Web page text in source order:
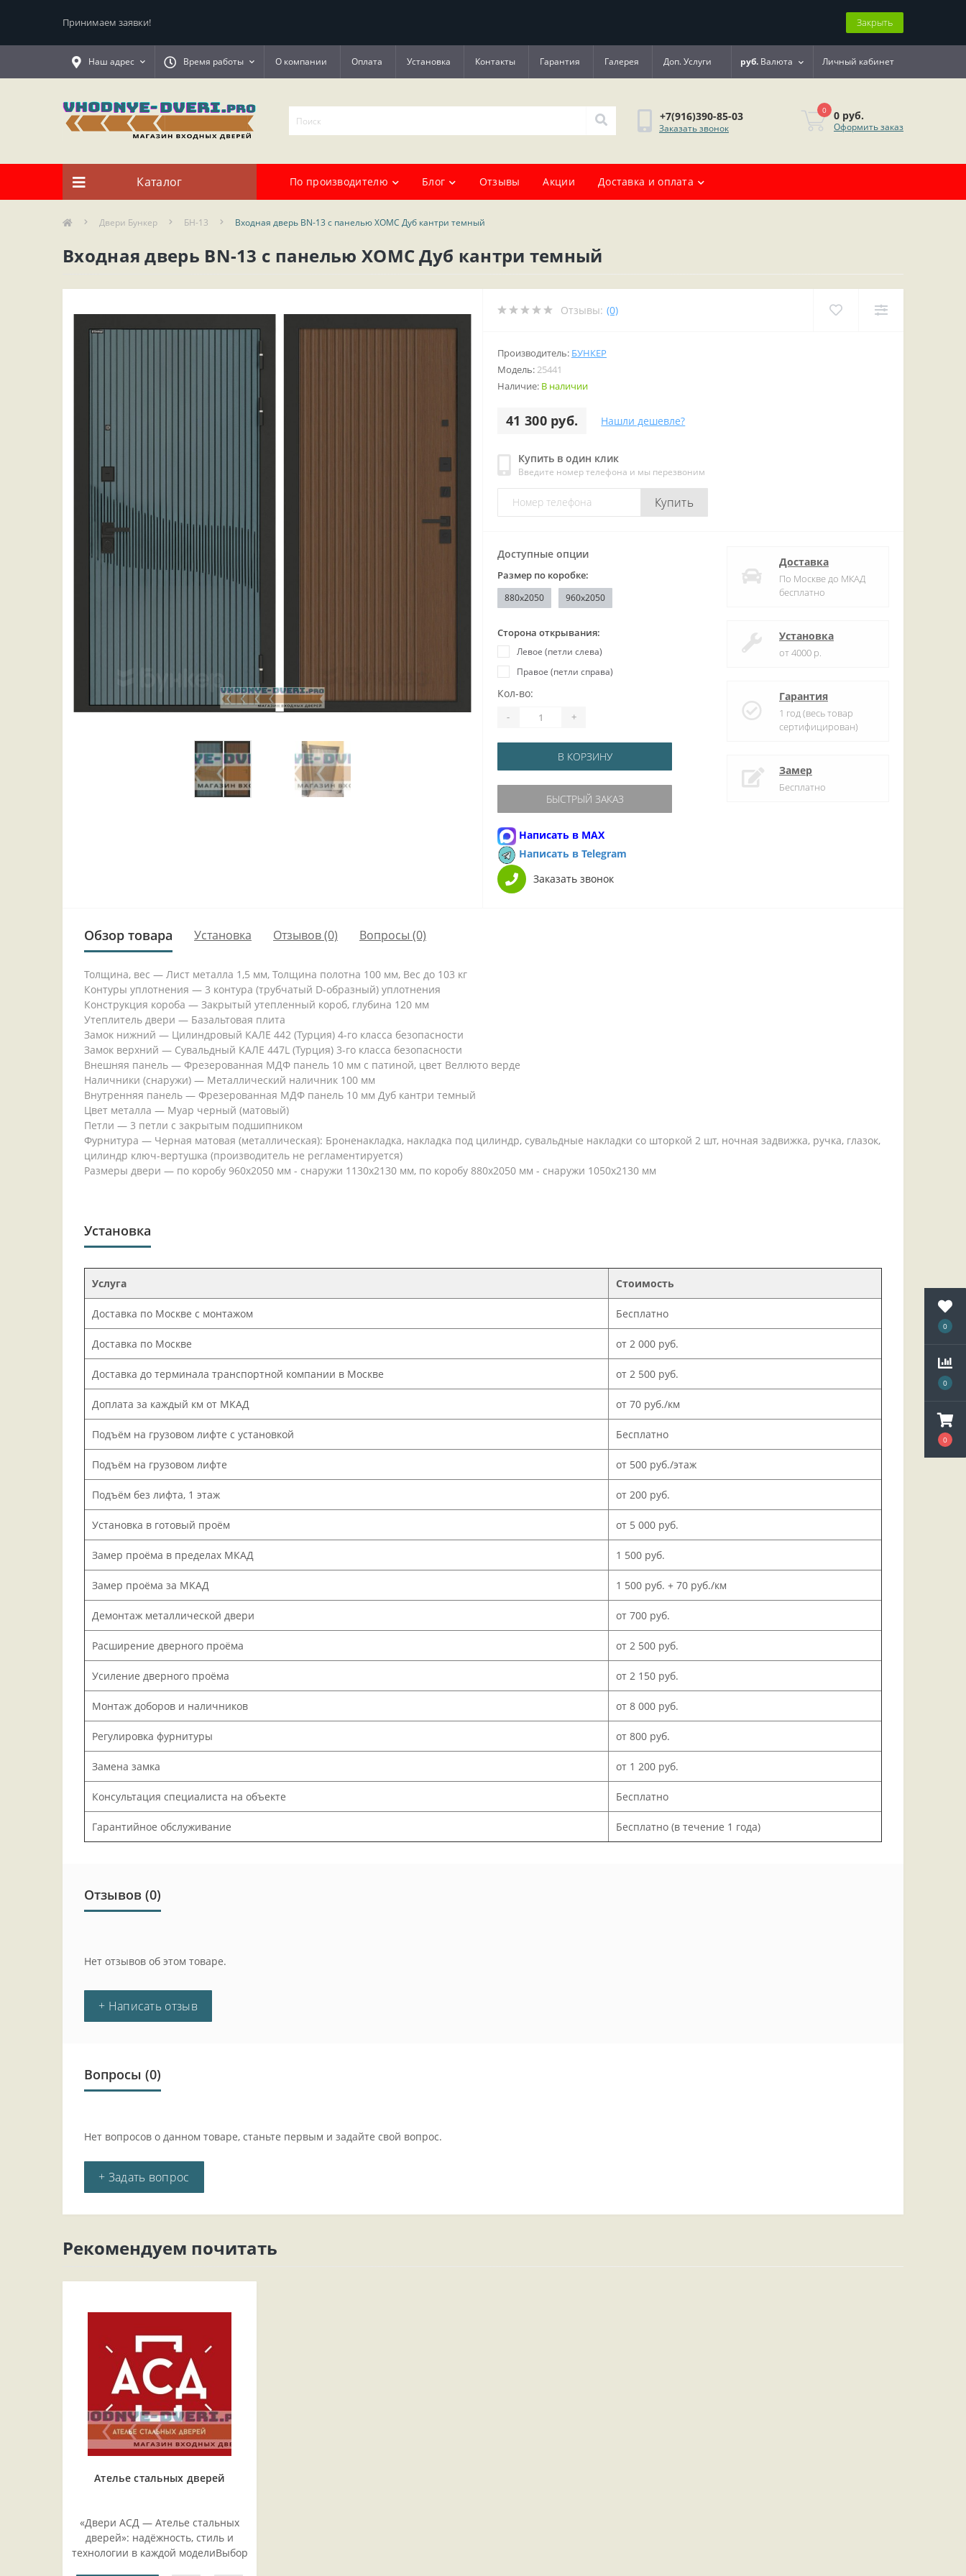
0
0
0
Принимаем заявки! Закрыть
Наш адрес Время работы О компании Оплата Установка Контакты Гарантия Галерея Доп. Услуги руб. Валюта Личный кабинет
+7(916)390-85-03
Заказать звонок
0 0 руб.
Оформить заказ
Каталог По производителю Блог Отзывы Акции Доставка и оплата
Двери Бункер БН-13 Входная дверь BN-13 с панелью ХОМС Дуб кантри темный
Входная дверь BN-13 с панелью ХОМС Дуб кантри темный
Отзывы: (0)
Производитель: БУНКЕР
Модель: 25441
Наличие: В наличии
41 300 руб. Нашли дешевле?
Купить в один клик
Введите номер телефона и мы перезвоним
Купить
Доступные опции
Размер по коробке:
880х2050 960x2050
Сторона открывания:
Левое (петли слева)
Правое (петли справа)
Кол-во:
- +
В КОРЗИНУ
БЫСТРЫЙ ЗАКАЗ
Написать в MAX
Написать в Telegram
Заказать звонок
Доставка
По Москве до МКАД
бесплатно
Установка
от 4000 р.
Гарантия
1 год (весь товар
сертифицирован)
Замер
Бесплатно
Обзор товара Установка Отзывов (0) Вопросы (0)
Толщина, вес — Лист металла 1,5 мм, Толщина полотна 100 мм, Вес до 103 кг
Контуры уплотнения — 3 контура (трубчатый D-образный) уплотнения
Конструкция короба — Закрытый утепленный короб, глубина 120 мм
Утеплитель двери — Базальтовая плита
Замок нижний — Цилиндровый КАЛЕ 442 (Турция) 4-го класса безопасности
Замок верхний — Сувальдный КАЛЕ 447L (Турция) 3-го класса безопасности
Внешняя панель — Фрезерованная МДФ панель 10 мм с патиной, цвет Веллюто верде
Наличники (снаружи) — Металлический наличник 100 мм
Внутренняя панель — Фрезерованная МДФ панель 10 мм Дуб кантри темный
Цвет металла — Муар черный (матовый)
Петли — 3 петли с закрытым подшипником
Фурнитура — Черная матовая (металлическая): Броненакладка, накладка под цилиндр, сувальдные накладки со шторкой 2 шт, ночная задвижка, ручка, глазок,
цилиндр ключ-вертушка (производитель не регламентируется)
Размеры двери — по коробу 960х2050 мм - снаружи 1130х2130 мм, по коробу 880х2050 мм - снаружи 1050х2130 мм
Установка
Услуга Стоимость
Доставка по Москве с монтажом Бесплатно
Доставка по Москве от 2 000 руб.
Доставка до терминала транспортной компании в Москве от 2 500 руб.
Доплата за каждый км от МКАД от 70 руб./км
Подъём на грузовом лифте с установкой Бесплатно
Подъём на грузовом лифте от 500 руб./этаж
Подъём без лифта, 1 этаж от 200 руб.
Установка в готовый проём от 5 000 руб.
Замер проёма в пределах МКАД 1 500 руб.
Замер проёма за МКАД 1 500 руб. + 70 руб./км
Демонтаж металлической двери от 700 руб.
Расширение дверного проёма от 2 500 руб.
Усиление дверного проёма от 2 150 руб.
Монтаж доборов и наличников от 8 000 руб.
Регулировка фурнитуры от 800 руб.
Замена замка от 1 200 руб.
Консультация специалиста на объекте Бесплатно
Гарантийное обслуживание Бесплатно (в течение 1 года)
Отзывов (0)
Нет отзывов об этом товаре.
+ Написать отзыв
Вопросы (0)
Нет вопросов о данном товаре, станьте первым и задайте свой вопрос.
+ Задать вопрос
Рекомендуем почитать
Ателье стальных дверей
«Двери АСД — Ателье стальных
дверей»: надёжность, стиль и
технологии в каждой моделиВыбор